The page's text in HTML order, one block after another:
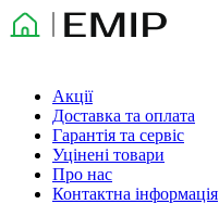
Акції
Доставка та оплата
Гарантія та сервіс
Уцінені товари
Про нас
Контактна інформація